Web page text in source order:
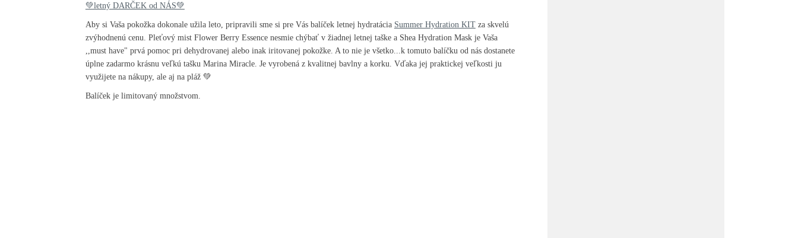
💚letný DARČEK od NÁS💚
Aby si Vaša pokožka dokonale užila leto, pripravili sme si pre Vás balíček letnej hydratácia Summer Hydration KITza skvelú
zvýhodnenú cenu. Pleťový mist Flower Berry Essence nesmie chýbať v žiadnej letnej taške a Shea Hydration Mask je Vaša
,,must have" prvá pomoc pri dehydrovanej alebo inak iritovanej pokožke. A to nie je všetko...k tomuto balíčku od nás dostanete
úplne zadarmo krásnu veľkú tašku Marina Miracle. Je vyrobená z kvalitnej bavlny a korku. Vďaka jej praktickej veľkosti ju
využijete na nákupy, ale aj na pláž 💚
Balíček je limitovaný množstvom.